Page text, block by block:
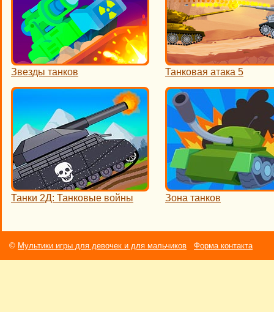
Звезды танков Танковая атака 5
Танки 2Д: Танковые войны Зона танков
© Мультики игры для девочек и для мальчиков Форма контакта